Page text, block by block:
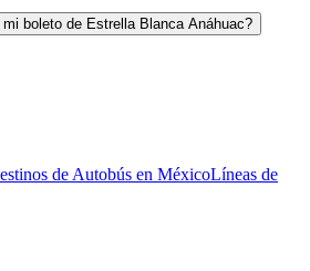
boleto de Estrella Blanca Anáhuac?
de Autobús en MéxicoLíneas de